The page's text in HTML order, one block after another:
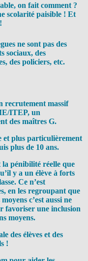
on fait comment ?
scolarité paisible ! Et
ne sont pas des
sociaux, des
des policiers, etc.
recrutement massif
ITEP, un
des maîtres G.
et plus particulièrement
plus de 10 ans.
la pénibilité réelle que
y a un élève à forts
Ce n’est
en les regroupant que
c’est aussi ne
favoriser une inclusion
moyens.
des élèves et des
!